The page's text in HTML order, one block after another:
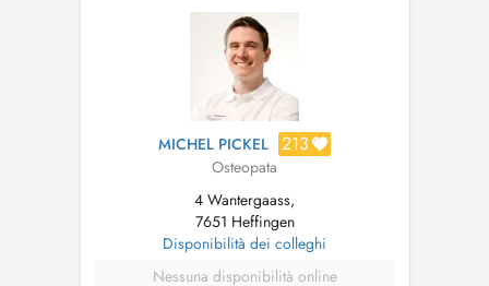
Mon approche est globale et centrée sur la
personne, avec des traitements person...
MICHEL PICKEL 213
Osteopata
4 Wantergaass,
7651 Heffingen
Disponibilità dei colleghi
Nessuna disponibilità online